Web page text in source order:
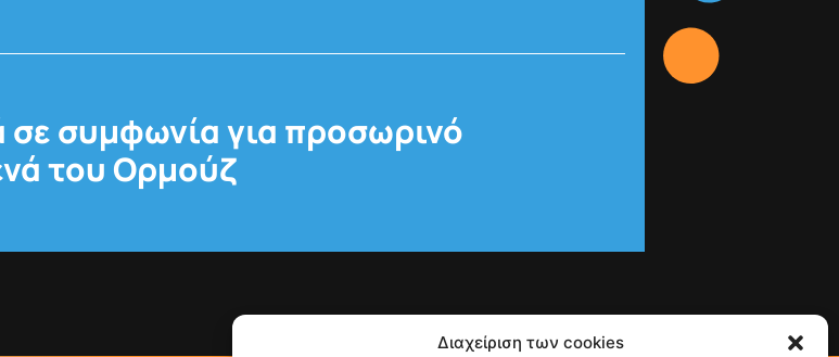
Διαχείριση των cookies
σε συμφωνία για προσωρινό
του Ορμούζ